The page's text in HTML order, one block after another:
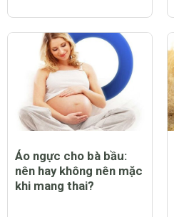
Áo ngực cho bà bầu:
nên hay không nên mặc
khi mang thai?